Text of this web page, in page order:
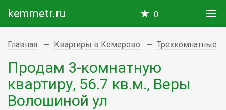
kemmetr.ru 0
Главная Квартиры в Кемерово Трехкомнатные
Продам 3-комнатную
квартиру, 56.7 кв.м., Веры
Волошиной ул